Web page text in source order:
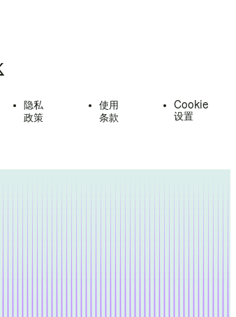
隐私
政策
使用
条款
Cookie
设置